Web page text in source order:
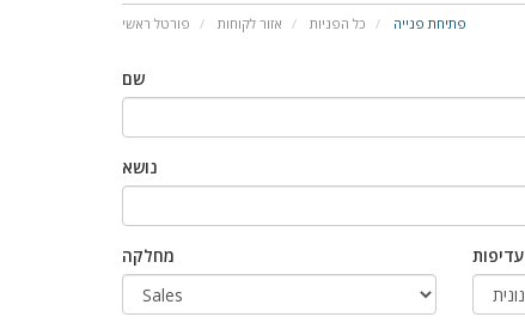
פורטל ראשי אזור לקוחות כל הפניות פתיחת פנייה
שם
נושא
מחלקה עדיפות